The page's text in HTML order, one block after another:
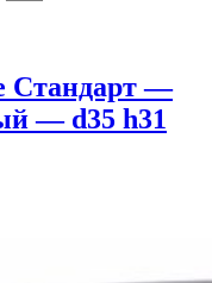
Стандарт —
— d35 h31